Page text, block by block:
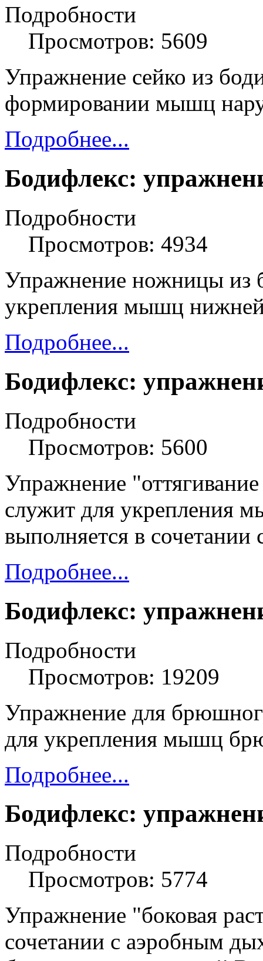
Подробности
Просмотров: 5609
Упражнение сейко из
формировании мышц
Подробнее...
Бодифлекс:
Подробности
Просмотров: 4934
Упражнение ножницы из
укрепления мышц
Подробнее...
Бодифлекс:
Подробности
Просмотров: 5600
Упражнение
служит для укрепления
выполняется в
Подробнее...
Бодифлекс:
Подробности
Просмотров: 19209
Упражнение для
для укрепления мышц
Подробнее...
Бодифлекс:
Подробности
Просмотров: 5774
Упражнение "боковая
сочетании с аэробным